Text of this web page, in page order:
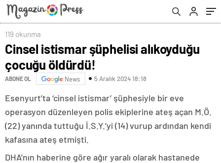
119 okunma
Cinsel istismar şüphelisi alıkoyduğu
çocuğu öldürdü!
ABONE OL News 5 Aralık 2024 18:18
Esenyurt’ta ‘cinsel istismar’ şüphesiyle bir eve
operasyon düzenleyen polis ekiplerine ateş açan M.Ö.
(22) yanında tuttuğu İ.S.Y.’yi (14) vurup ardından kendi
kafasına ateş etmişti.
DHA’nın haberine göre ağır yaralı olarak hastanede